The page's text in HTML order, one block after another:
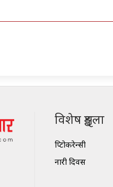
विशेष शृङ्खला
क्रिप्टोकरेन्सी
नारी दिवस